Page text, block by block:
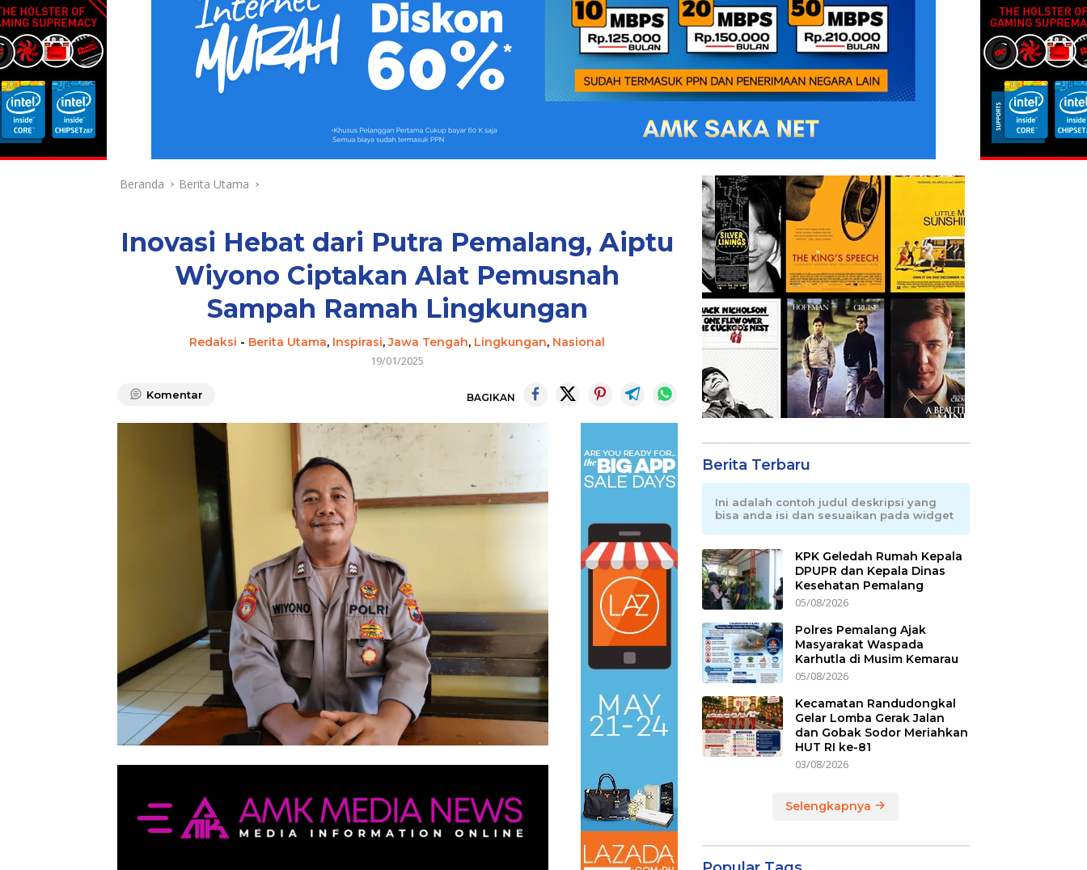
Beranda Berita Utama
Inovasi Hebat dari Putra Pemalang, Aiptu
Wiyono Ciptakan Alat Pemusnah
Sampah Ramah Lingkungan
Redaksi - Berita Utama, Inspirasi,Jawa Tengah, Lingkungan, Nasional
19/01/2025
Komentar BAGIKAN
Berita Terbaru
Ini adalah contoh judul deskripsi yang
bisa anda isi dan sesuaikan pada widget
KPK Geledah Rumah Kepala
DPUPR dan Kepala Dinas
Kesehatan Pemalang
05/08/2026
Polres Pemalang Ajak
Masyarakat Waspada
Karhutla di Musim Kemarau
05/08/2026
Kecamatan Randudongkal
Gelar Lomba Gerak Jalan
dan Gobak Sodor Meriahkan
HUT RI ke-81
03/08/2026
Selengkapnya